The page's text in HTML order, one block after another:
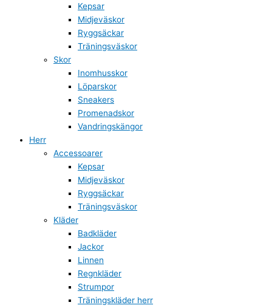
Kepsar
Midjeväskor
Ryggsäckar
Träningsväskor
Skor
Inomhusskor
Löparskor
Sneakers
Promenadskor
Vandringskängor
Herr
Accessoarer
Kepsar
Midjeväskor
Ryggsäckar
Träningsväskor
Kläder
Badkläder
Jackor
Linnen
Regnkläder
Strumpor
Träningskläder herr